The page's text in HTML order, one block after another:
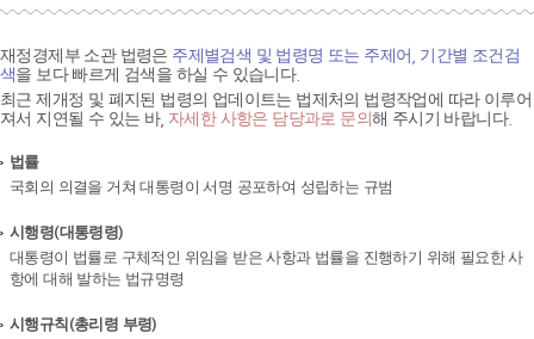
재정경제부 소관 법령은 주제별검색 및 법령명 또는 주제어, 기간별 조건검
색을 보다 빠르게 검색을 하실 수 있습니다.
최근 제개정 및 폐지된 법령의 업데이트는 법제처의 법령작업에 따라 이루어
져서 지연될 수 있는 바, 자세한 사항은 담당과로 문의해 주시기 바랍니다.
법률
국회의 의결을 거쳐 대통령이 서명 공포하여 성립하는 규범
시행령(대통령령)
대통령이 법률로 구체적인 위임을 받은 사항과 법률을 진행하기 위해 필요한 사
항에 대해 발하는 법규명령
시행규칙(총리령 부령)